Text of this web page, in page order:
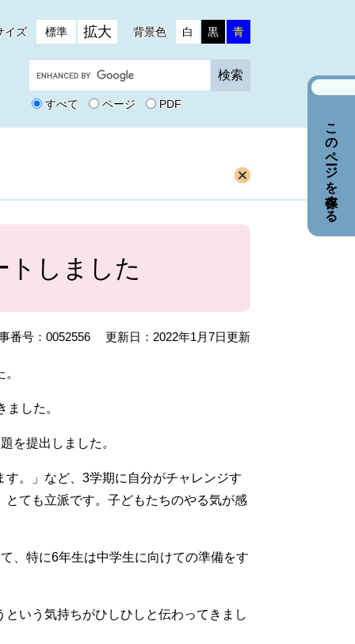
イズ 標準 拡大 背景色 白 黒 青
o
タ
すべて ページ PDF
トしました
番号：0052556 更新日：2022年1月7日更新
した。
を提出しました。
す。」など、3学期に自分がチャレンジす
ても立派です。子どもたちのやる気が感
、特に6年生は中学生に向けての準備をす
いう気持ちがひしひしと伝わってきまし
このページを保存する